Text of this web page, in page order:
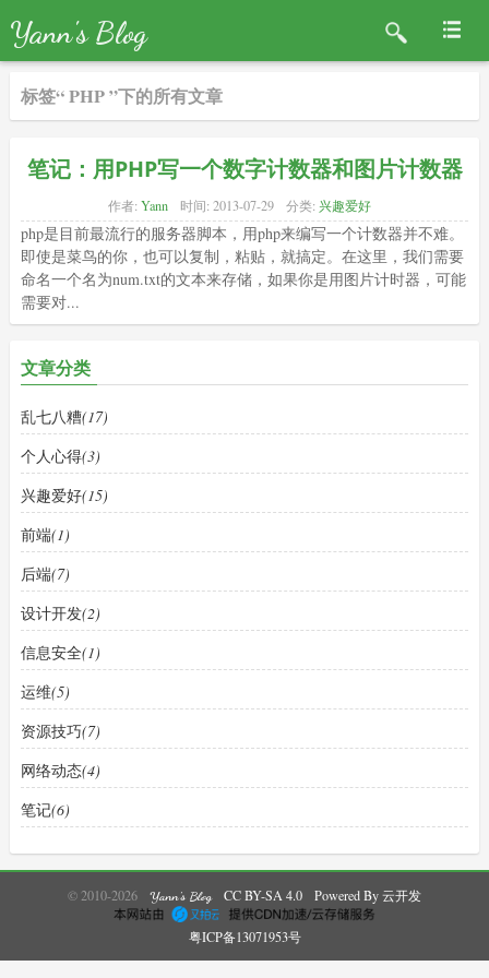
Yann's Blog
标签“ PHP ”下的所有文章
笔记：用PHP写一个数字计数器和图片计数器
作者:Yann 时间:2013-07-29 分类:兴趣爱好
php是目前最流行的服务器脚本，用php来编写一个计数器并不难。
即使是菜鸟的你，也可以复制，粘贴，就搞定。在这里，我们需要
命名一个名为num.txt的文本来存储，如果你是用图片计时器，可能
需要对...
文章分类
乱七八糟(17)
个人心得(3)
兴趣爱好(15)
前端(1)
后端(7)
设计开发(2)
信息安全(1)
运维(5)
资源技巧(7)
网络动态(4)
笔记(6)
© 2010-2026 Yann's Blog CC BY-SA 4.0 Powered By 云开发
粤ICP备13071953号